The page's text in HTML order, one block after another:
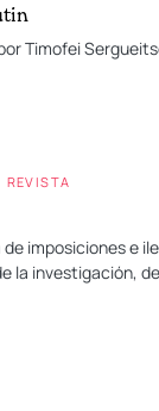
Timofei
REVISTA
de imposiciones e
la investigación,